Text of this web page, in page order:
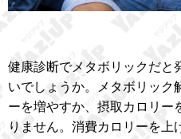
健康診断でメタボリックだと
いでしょうか。メタボリック
ーを増やすか、摂取カロリー
りません。消費カロリーを